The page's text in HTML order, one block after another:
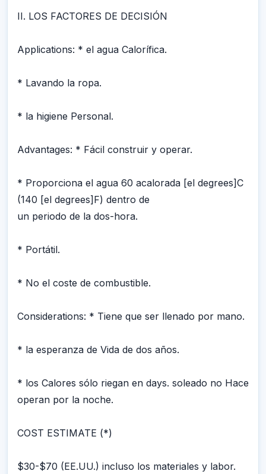
II. LOS FACTORES DE DECISIÓN
Applications: * el agua Calorífica.
* Lavando la ropa.
* la higiene Personal.
Advantages: * Fácil construir y operar.
* Proporciona el agua 60 acalorada [el degrees]C
(140 [el degrees]F) dentro de
un periodo de la dos-hora.
* Portátil.
* No el coste de combustible.
Considerations: * Tiene que ser llenado por mano.
* la esperanza de Vida de dos años.
* los Calores sólo riegan en days. soleado no Hace
operan por la noche.
COST ESTIMATE (*)
$30-$70 (EE.UU.) incluso los materiales y labor.